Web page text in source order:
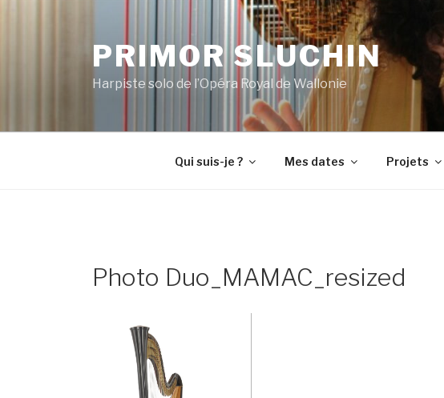
PRIMOR SLUCHIN
Harpiste solo de l’Opéra Royal de Wallonie
Qui suis-je ? Mes dates Projets
Photo Duo_MAMAC_resized